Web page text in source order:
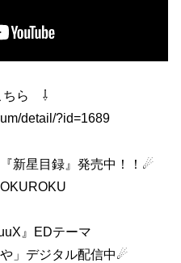
ちら ⇩
detail/?id=1689
新星目録』発売中！！☄
』EDテーマ
」デジタル配信中☄